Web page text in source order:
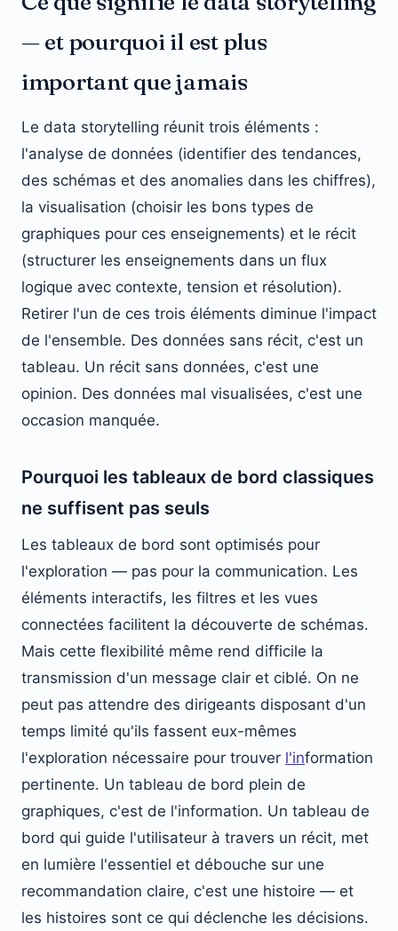
— et pourquoi il est plus
important que jamais
Le data storytelling réunit trois éléments :
l'analyse de données (identifier des tendances,
des schémas et des anomalies dans les chiffres),
la visualisation (choisir les bons types de
graphiques pour ces enseignements) et le récit
(structurer les enseignements dans un flux
logique avec contexte, tension et résolution).
Retirer l'un de ces trois éléments diminue l'impact
de l'ensemble. Des données sans récit, c'est un
tableau. Un récit sans données, c'est une
opinion. Des données mal visualisées, c'est une
occasion manquée.
Pourquoi les tableaux de bord classiques
ne suffisent pas seuls
Les tableaux de bord sont optimisés pour
l'exploration — pas pour la communication. Les
éléments interactifs, les filtres et les vues
connectées facilitent la découverte de schémas.
Mais cette flexibilité même rend difficile la
transmission d'un message clair et ciblé. On ne
peut pas attendre des dirigeants disposant d'un
temps limité qu'ils fassent eux-mêmes
l'exploration nécessaire pour trouver l'information
pertinente. Un tableau de bord plein de
graphiques, c'est de l'information. Un tableau de
bord qui guide l'utilisateur à travers un récit, met
en lumière l'essentiel et débouche sur une
recommandation claire, c'est une histoire — et
les histoires sont ce qui déclenche les décisions.